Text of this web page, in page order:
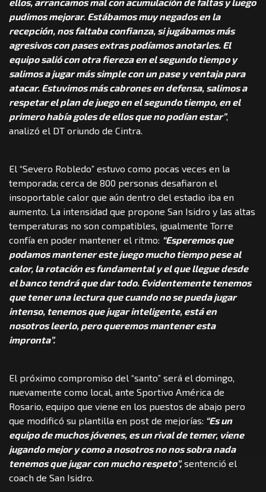
pudimos mejorar. Estábamos muy negados en la
recepción, nos faltaba confianza, si jugábamos más
agresivos con pases extras podíamos anotarles. El
equipo salió con otra fiereza en el segundo tiempo y
salimos a jugar más simple con un pase y ventaja para
atacar. Estuvimos más cabrones en defensa, salimos a
respetar el plan de juego en el segundo tiempo, en el
primero había goles de ellos que no podían estar”,
analizó el DT oriundo de Cintra.
El “Severo Robledo” estuvo como pocas veces en la
temporada; cerca de 800 personas desafiaron el
insoportable calor que aún dentro del estadio iba en
aumento. La intensidad que propone San Isidro y las altas
temperaturas no son compatibles, igualmente Torre
confía en poder mantener el ritmo: “Esperemos que
podamos mantener este juego mucho tiempo pese al
calor, la rotación es fundamental y el que llegue desde
el banco tendrá que dar todo. Evidentemente tenemos
que tener una lectura que cuando no se pueda jugar
intenso, tenemos que jugar inteligente, está en
nosotros leerlo, pero queremos mantener esta
impronta”.
El próximo compromiso del “santo” será el domingo,
nuevamente como local, ante Sportivo América de
Rosario, equipo que viene en los puestos de abajo pero
que modificó su plantilla en post de mejorías: “Es un
equipo de muchos jóvenes, es un rival de temer, viene
jugando mejor y como a nosotros no nos sobra nada
tenemos que jugar con mucho respeto”,sentenció el
coach de San Isidro.